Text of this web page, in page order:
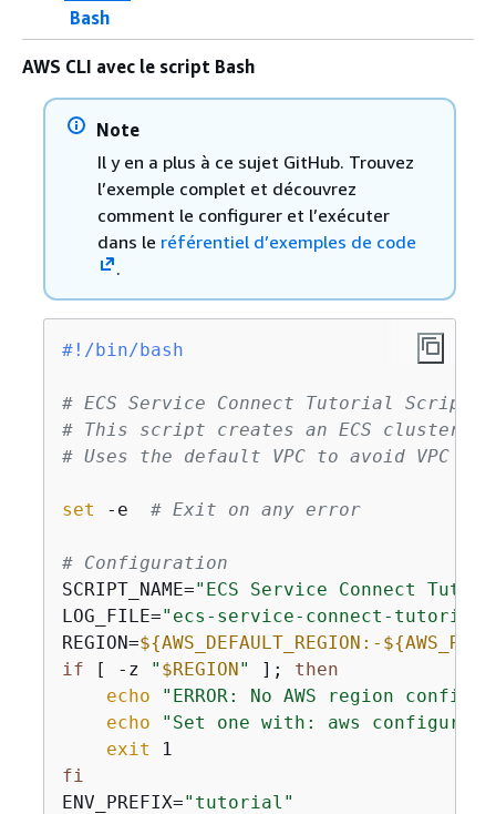
Bash
AWS CLI avec le script Bash
Note
Il y en a plus à ce sujet GitHub. Trouvez
l’exemple complet et découvrez
comment le configurer et l’exécuter
dans le référentiel d’exemples de code
.
#!/bin/bash
# ECS Service Connect Tutorial Script
# This script creates an ECS cluster
# Uses the default VPC to avoid VPC
set -e # Exit on any error
# Configuration
SCRIPT_NAME="ECS Service Connect
LOG_FILE="ecs-service-connect-
REGION=${AWS_DEFAULT_REGION:- ${
if [ -z " $REGION" ]; then
echo
"ERROR: No AWS region
echo
"Set one with: aws configure
exit
fi
ENV_PREFIX="tutorial"